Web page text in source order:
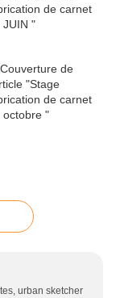
urban sketcher